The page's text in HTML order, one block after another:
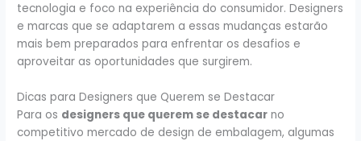
tecnologia e foco na experiência do consumidor. Designers
e marcas que se adaptarem a essas mudanças estarão
mais bem preparados para enfrentar os desafios e
aproveitar as oportunidades que surgirem.
Dicas para Designers que Querem se Destacar
Para os designers que querem se destacar no
competitivo mercado de design de embalagem, algumas